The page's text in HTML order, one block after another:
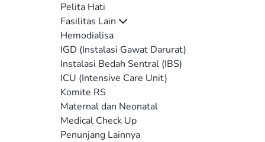
Pelita Hati
Fasilitas Lain
Hemodialisa
IGD (Instalasi Gawat Darurat)
Instalasi Bedah Sentral (IBS)
ICU (Intensive Care Unit)
Komite RS
Maternal dan Neonatal
Medical Check Up
Penunjang Lainnya